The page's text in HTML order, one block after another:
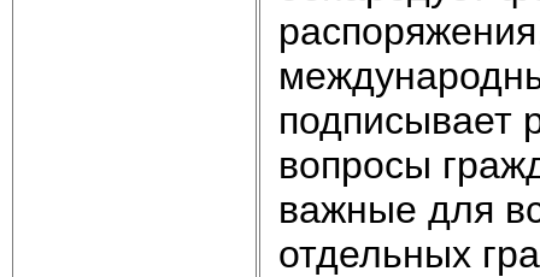
подписывает
вопросы
важные для
отдельных